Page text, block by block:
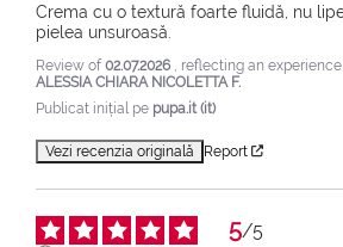
Crema cu o textură foarte fluidă, nu
pielea unsuroasă.
Review of02.07.2026 , reflecting an
ALESSIA CHIARA NICOLETTA F.
Publicat inițial pe pupa.it (it)
Vezi recenzia originală Report
5/5